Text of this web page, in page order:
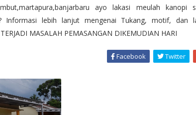
ayo lakasi meulah
Informasi lebih lanjut mengenai Tukang, motif, dan
MASALAH PEMASANGAN DIKEMUDIAN HARI
Facebook Twitter